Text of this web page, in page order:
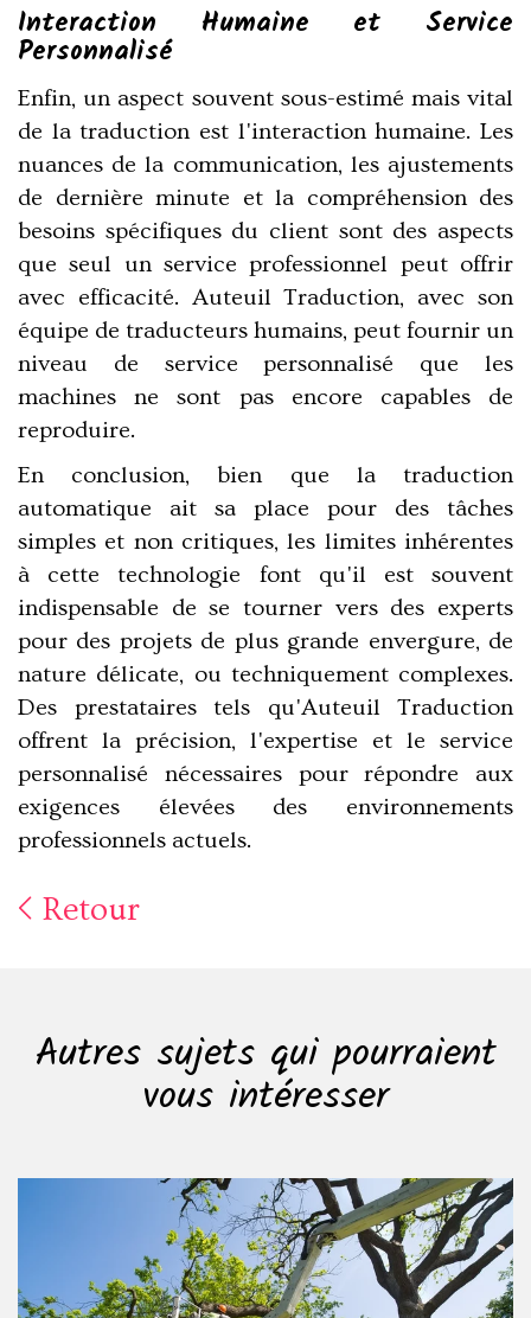
Interaction Humaine et Service
Personnalisé
Enfin, un aspect souvent sous-estimé mais vital
de la traduction est l'interaction humaine. Les
nuances de la communication, les ajustements
de dernière minute et la compréhension des
besoins spécifiques du client sont des aspects
que seul un service professionnel peut offrir
avec efficacité. Auteuil Traduction, avec son
équipe de traducteurs humains, peut fournir un
niveau de service personnalisé que les
machines ne sont pas encore capables de
reproduire.
En conclusion, bien que la traduction
automatique ait sa place pour des tâches
simples et non critiques, les limites inhérentes
à cette technologie font qu'il est souvent
indispensable de se tourner vers des experts
pour des projets de plus grande envergure, de
nature délicate, ou techniquement complexes.
Des prestataires tels qu'Auteuil Traduction
offrent la précision, l'expertise et le service
personnalisé nécessaires pour répondre aux
exigences élevées des environnements
professionnels actuels.
Retour
Autres sujets qui pourraient
vous intéresser